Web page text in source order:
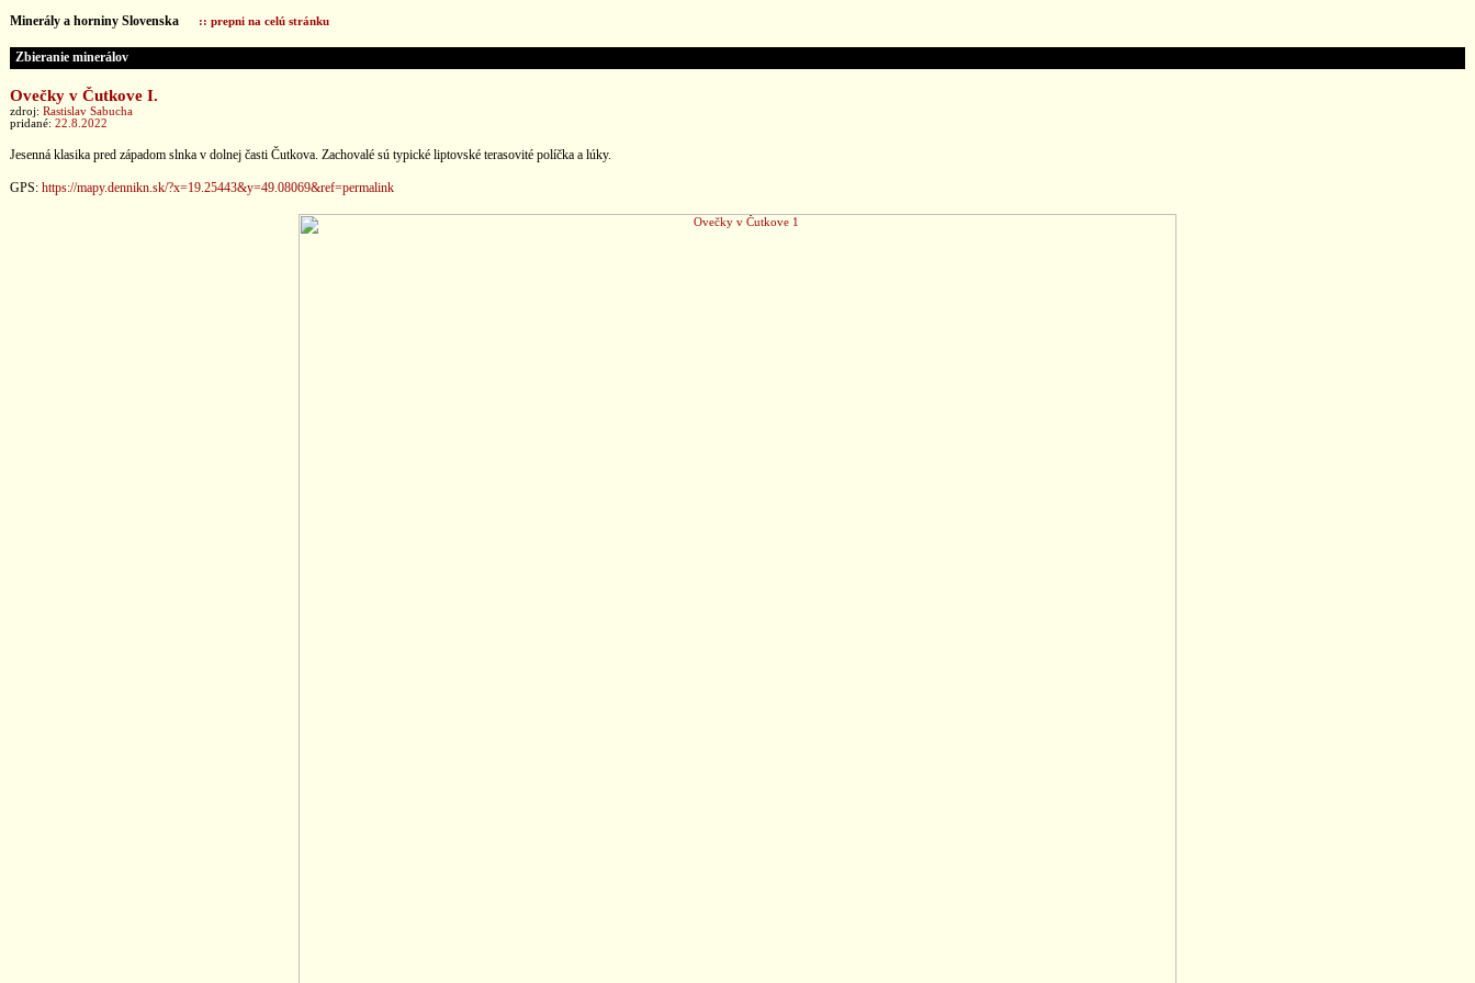
Minerály a horniny Slovenska :: prepni na celú stránku
Zbieranie minerálov
Ovečky v Čutkove I.
zdroj: Rastislav Sabucha
pridané: 22.8.2022
Jesenná klasika pred západom slnka v dolnej časti Čutkova. Zachovalé sú typické liptovské terasovité políčka a lúky.
GPS: https://mapy.dennikn.sk/?x=19.25443&y=49.08069&ref=permalink